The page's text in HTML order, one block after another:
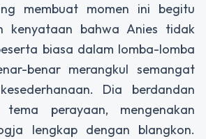
membuat momen ini begitu
kenyataan bahwa Anies tidak
biasa dalam lomba-lomba
benar merangkul semangat
Dia berdandan
perayaan, mengenakan
lengkap dengan blangkon.